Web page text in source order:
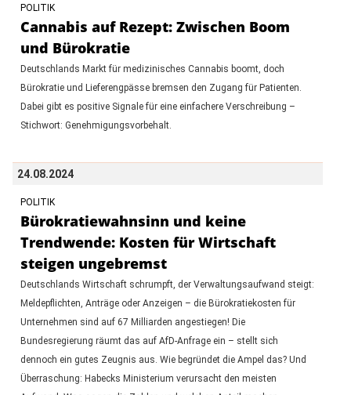
POLITIK
Cannabis auf Rezept: Zwischen Boom
und Bürokratie
Deutschlands Markt für medizinisches Cannabis boomt, doch
Bürokratie und Lieferengpässe bremsen den Zugang für Patienten.
Dabei gibt es positive Signale für eine einfachere Verschreibung –
Stichwort: Genehmigungsvorbehalt.
24.08.2024
POLITIK
Bürokratiewahnsinn und keine
Trendwende: Kosten für Wirtschaft
steigen ungebremst
Deutschlands Wirtschaft schrumpft, der Verwaltungsaufwand steigt:
Meldepflichten, Anträge oder Anzeigen – die Bürokratiekosten für
Unternehmen sind auf 67 Milliarden angestiegen! Die
Bundesregierung räumt das auf AfD-Anfrage ein – stellt sich
dennoch ein gutes Zeugnis aus. Wie begründet die Ampel das? Und
Überraschung: Habecks Ministerium verursacht den meisten